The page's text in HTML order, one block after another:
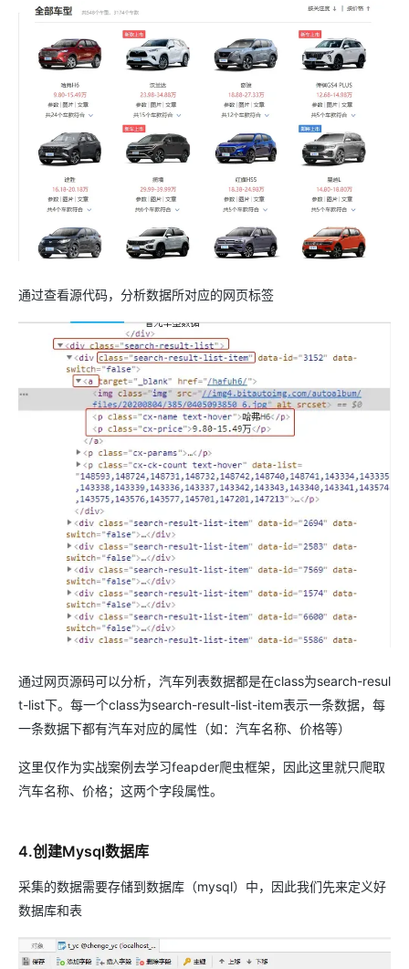
通过查看源代码，分析数据所对应的网页标签
通过网页源码可以分析，汽车列表数据都是在class为search-resul
t-list下。每一个class为search-result-list-item表示一条数据，每
一条数据下都有汽车对应的属性（如：汽车名称、价格等）
这里仅作为实战案例去学习feapder爬虫框架，因此这里就只爬取
汽车名称、价格；这两个字段属性。
4.创建Mysql数据库
采集的数据需要存储到数据库（mysql）中，因此我们先来定义好
数据库和表